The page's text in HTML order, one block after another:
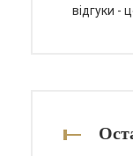
відгуки -